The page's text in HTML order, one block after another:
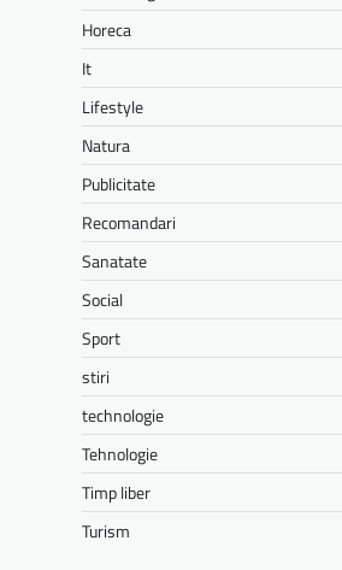
Horeca
It
Lifestyle
Natura
Publicitate
Recomandari
Sanatate
Social
Sport
stiri
technologie
Tehnologie
Timp liber
Turism